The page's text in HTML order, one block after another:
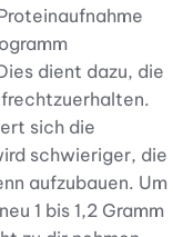
dient dazu, die
sich die
schwieriger, die
aufzubauen. Um
1 bis 1,2 Gramm